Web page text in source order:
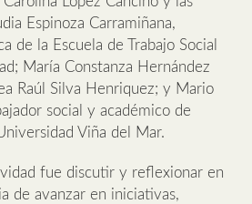
Espinoza Carramiñana,
de la Escuela de Trabajo Social
María Constanza Hernández
Raúl Silva Henriquez; y Mario
social y académico de
Viña del Mar.
fue discutir y reflexionar en
de avanzar en iniciativas,